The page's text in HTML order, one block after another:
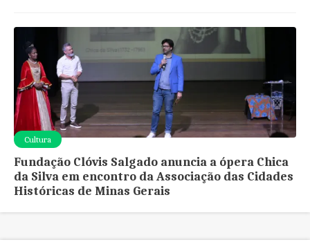
Cultura
Fundação Clóvis Salgado anuncia a ópera Chica
da Silva em encontro da Associação das Cidades
Históricas de Minas Gerais